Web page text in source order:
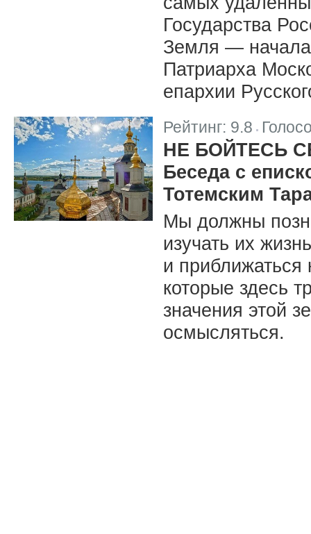
Государства
Земля —
Патриарха
епархии
Рейтинг: 9.8
НЕ БОЙТЕСЬ
Беседа с
Тотемским
Мы должны
изучать их
и приближаться
которые здесь
значения этой
осмысляться.